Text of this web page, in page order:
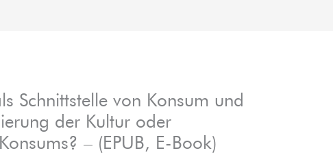
Schnittstelle von Konsum und
der Kultur oder
– (EPUB, E-Book)